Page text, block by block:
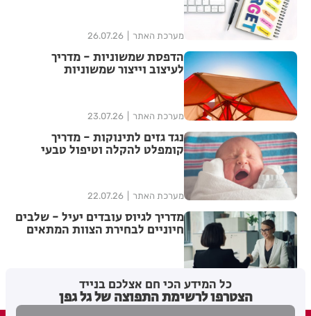
מערכת האתר 26.07.26
הדפסת שמשוניות - מדריך
לעיצוב וייצור שמשוניות
מערכת האתר 23.07.26
נגד גזים לתינוקות - מדריך
קומפלט להקלה וטיפול טבעי
מערכת האתר 22.07.26
מדריך לגיוס עובדים יעיל - שלבים
חיוניים לבחירת הצוות המתאים
כל המידע הכי חם אצלכם בנייד
הצטרפו לרשימת התפוצה של גל גפן